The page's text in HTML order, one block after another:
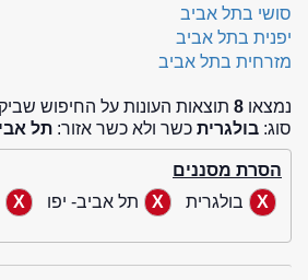
סושי בתל אביב
יפנית בתל אביב
מזרחית בתל אביב
נמצאו 8 תוצאות העונות על החיפוש
סוג: בולגרית כשר ולא כשר אזור: תל
הסרת מסננים
בולגרית
תל אביב- יפו